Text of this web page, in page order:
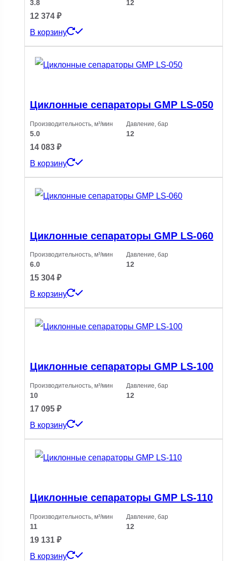
3.8 12
12 374 ₽
В корзину
Циклонные сепараторы GMP LS-050
Производительность, м³/мин
5.0
Давление, бар
12
14 083 ₽
В корзину
Циклонные сепараторы GMP LS-060
Производительность, м³/мин
6.0
Давление, бар
12
15 304 ₽
В корзину
Циклонные сепараторы GMP LS-100
Производительность, м³/мин
10
Давление, бар
12
17 095 ₽
В корзину
Циклонные сепараторы GMP LS-110
Производительность, м³/мин
11
Давление, бар
12
19 131 ₽
В корзину